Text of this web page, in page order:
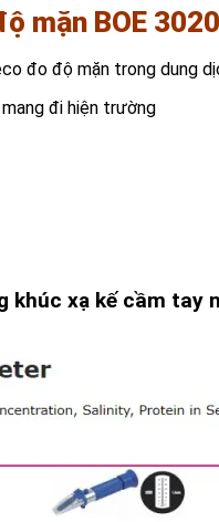
mặn BOE
đo độ mặn trong dung
đi hiện trường
khúc xạ kế cầm tay